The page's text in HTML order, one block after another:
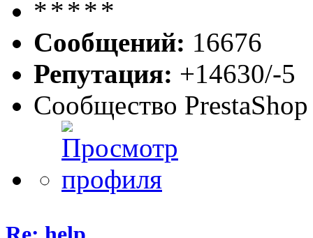
Сообщений: 16676
Репутация: +14630/-5
Сообщество PrestaShop